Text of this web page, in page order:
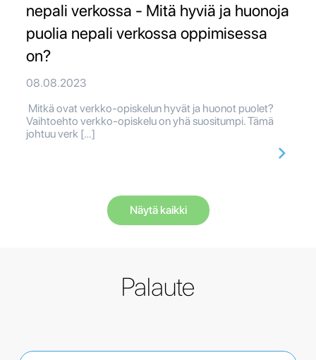
nepali verkossa - Mitä hyviä ja huonoja
puolia nepali verkossa oppimisessa
on?
08.08.2023
Mitkä ovat verkko-opiskelun hyvät ja huonot puolet?
Vaihtoehto verkko-opiskelu on yhä suositumpi. Tämä
johtuu verk […]
Näytä kaikki
Palaute